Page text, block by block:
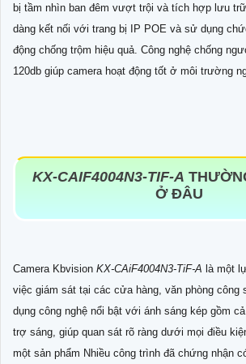
bị tầm nhìn ban đêm vượt trội và tích hợp lưu
dàng kết nối với trang bị IP POE và sử dụng
động chống trộm hiệu quả. Công nghệ chống
120db giúp camera hoạt động tốt ở môi trường
KX-CAIF4004N3-TIF-A
Ở ĐÂU
Camera Kbvision KX-CAiF4004N3-TiF-A là một
việc giám sát tại các cửa hàng, văn phòng công
dụng công nghệ nổi bật với ánh sáng kép gồm
trợ sáng, giúp quan sát rõ ràng dưới mọi điều
một sản phẩm Nhiều công trình đã chứng nhận